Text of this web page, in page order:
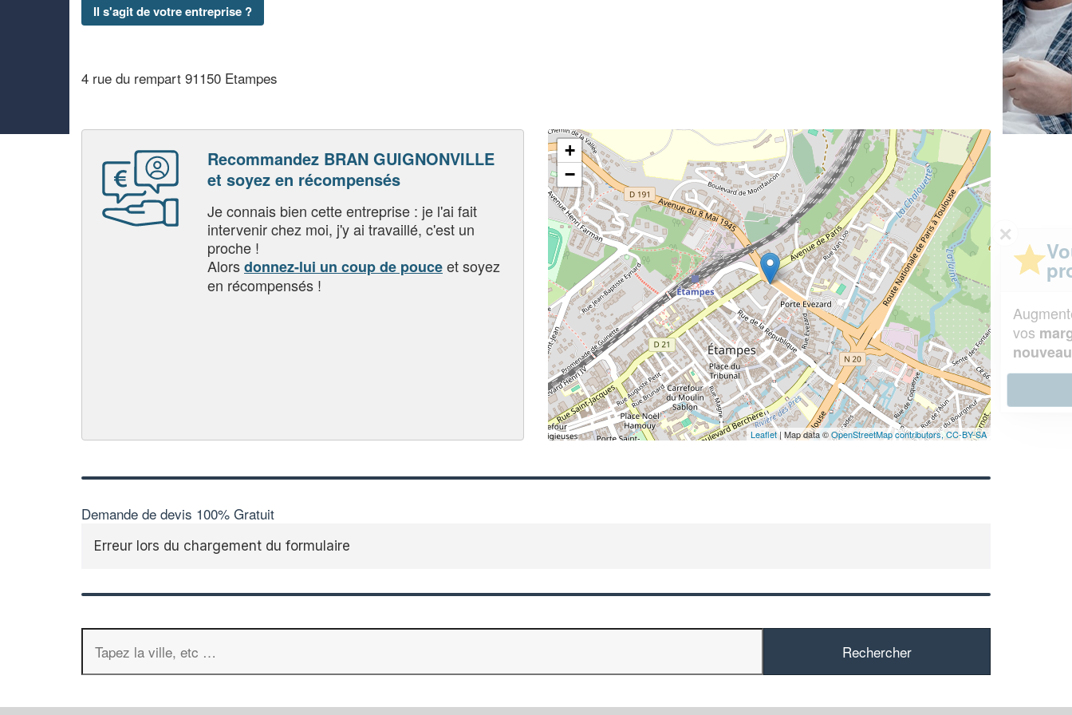
Il s'agit de votre entreprise ?
4 rue du rempart 91150 Etampes
Recommandez BRAN GUIGNONVILLE
et soyez en récompensés
Je connais bien cette entreprise : je l'ai fait
intervenir chez moi, j'y ai travaillé, c'est un
proche !
Alorsdonnez-lui un coup de pouceet soyez
en récompensés !
+
−
Leaflet| Map data ©OpenStreetMap contributors,CC-BY-SA
Demande de devis 100% Gratuit
Erreur lors du chargement du formulaire
✕
Vous êtes un
professionnel ?
Augmentez votre chiffre d'affaireset
vosmargestout en gagnant de
nouveaux clients!
En savoir plus